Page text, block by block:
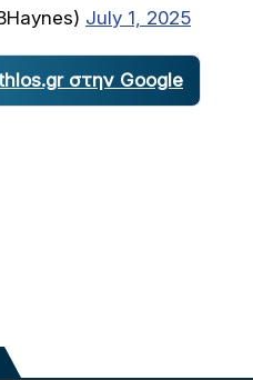
July 1, 2025
στην Google